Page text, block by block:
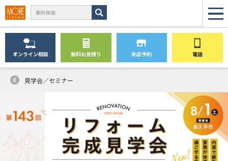
オンライン相談 無料お見積り 来店予約 電話
見学会／セミナー